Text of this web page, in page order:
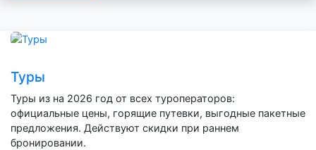
Туры
Туры из на 2026 год от всех туроператоров:
официальные цены, горящие путевки, выгодные пакетные
предложения. Действуют скидки при раннем
бронировании.